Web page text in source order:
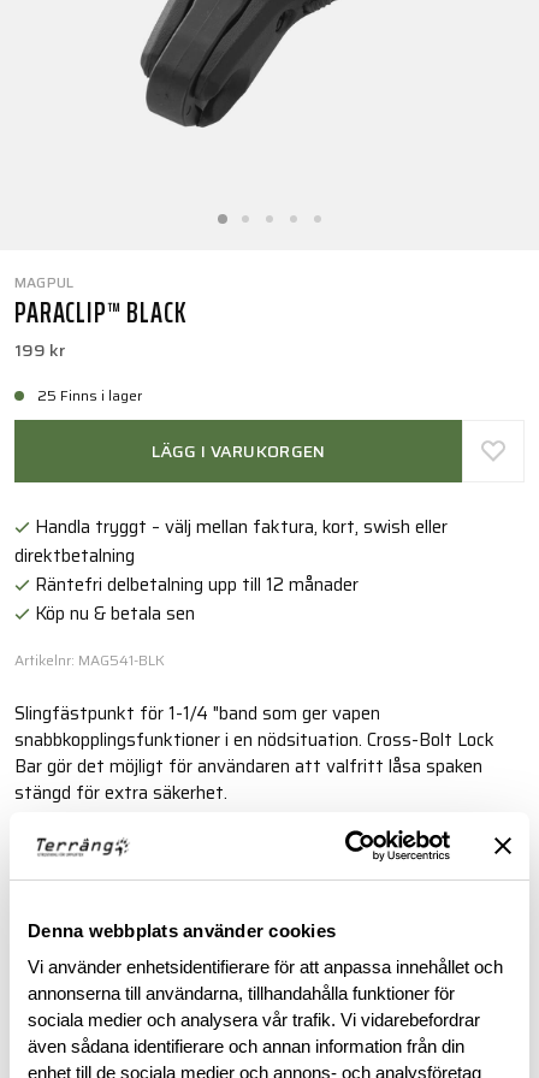
Denna webbplats använder cookies
Vi använder enhetsidentifierare för att anpassa innehållet och
annonserna till användarna, tillhandahålla funktioner för
sociala medier och analysera vår trafik. Vi vidarebefordrar
även sådana identifierare och annan information från din
enhet till de sociala medier och annons- och analysföretag
MAGPUL
PARACLIP™ BLACK
199 kr
25 Finns i lager
LÄGG I VARUKORGEN
Handla tryggt – välj mellan faktura, kort, swish eller
direktbetalning
Räntefri delbetalning upp till 12 månader
Köp nu & betala sen
Artikelnr: MAG541-BLK
Slingfästpunkt för 1-1/4 "band som ger vapen
snabbkopplingsfunktioner i en nödsituation. Cross-Bolt Lock
Bar gör det möjligt för användaren att valfritt låsa spaken
stängd för extra säkerhet.
Läs mer
BESKRIVNING
RECENSIONER